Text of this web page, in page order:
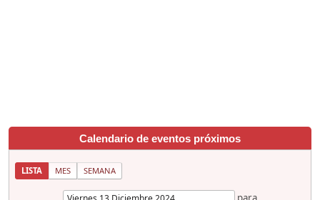
Calendario de eventos próximos
LISTA MES SEMANA